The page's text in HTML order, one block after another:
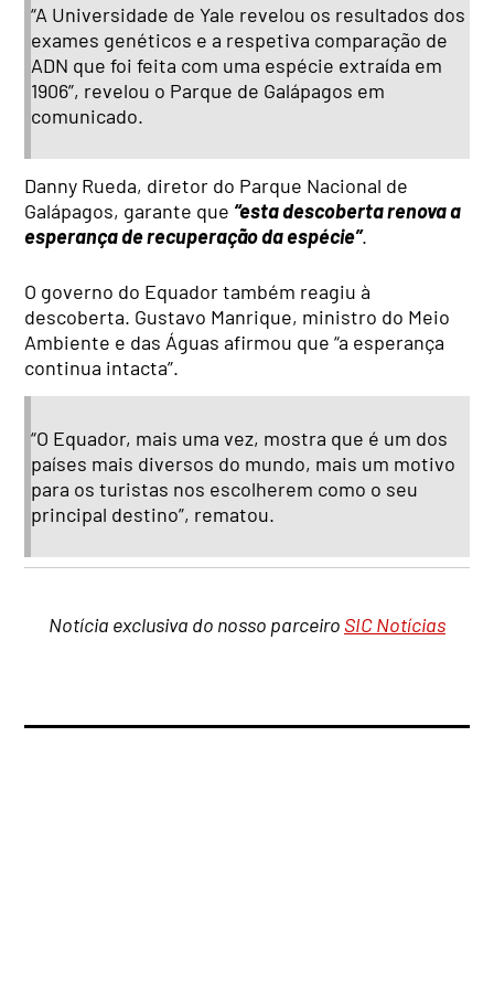
“A Universidade de Yale revelou os resultados dos
exames genéticos e a respetiva comparação de
ADN que foi feita com uma espécie extraída em
1906”, revelou o Parque de Galápagos em
comunicado.
Danny Rueda, diretor do Parque Nacional de
Galápagos, garante que “esta descoberta renova a
esperança de recuperação da espécie”.
O governo do Equador também reagiu à
descoberta. Gustavo Manrique, ministro do Meio
Ambiente e das Águas afirmou que “a esperança
continua intacta”.
“O Equador, mais uma vez, mostra que é um dos
países mais diversos do mundo, mais um motivo
para os turistas nos escolherem como o seu
principal destino”, rematou.
Notícia exclusiva do nosso parceiro SIC Notícias